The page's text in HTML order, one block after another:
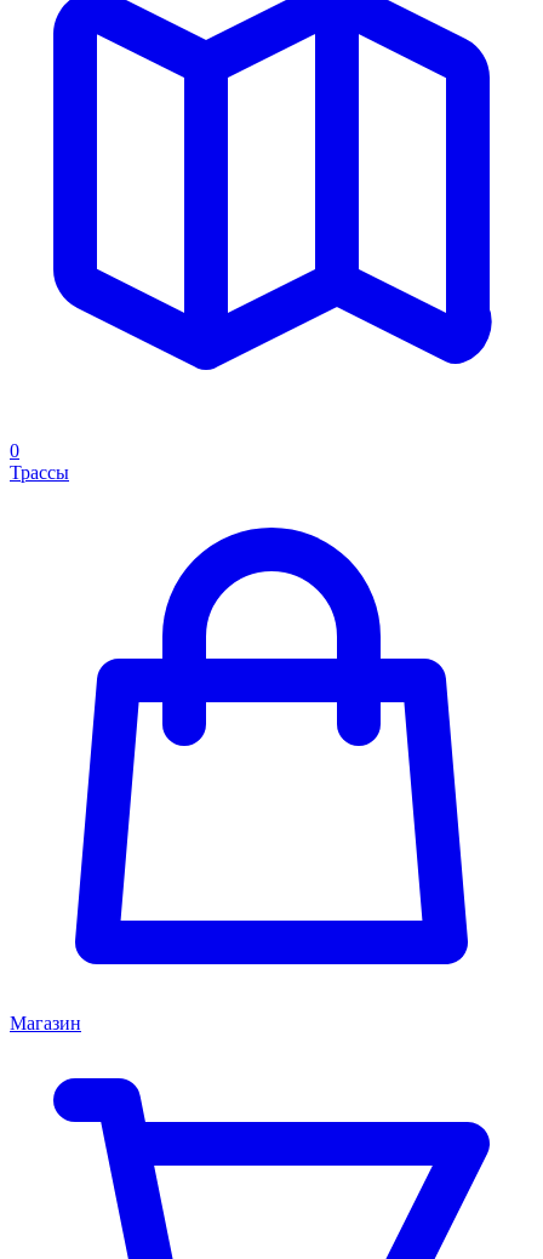
0
Трассы
Магазин